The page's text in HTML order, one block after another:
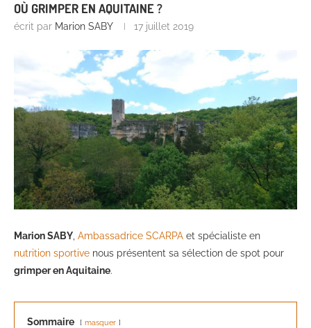
OÙ GRIMPER EN AQUITAINE ?
écrit par Marion SABY 17 juillet 2019
Marion SABY Ambassadrice SCARPA et spécialiste en
nutrition sportive nous présentent sa sélection de spot pour
grimper en Aquitaine.
Sommaire masquer